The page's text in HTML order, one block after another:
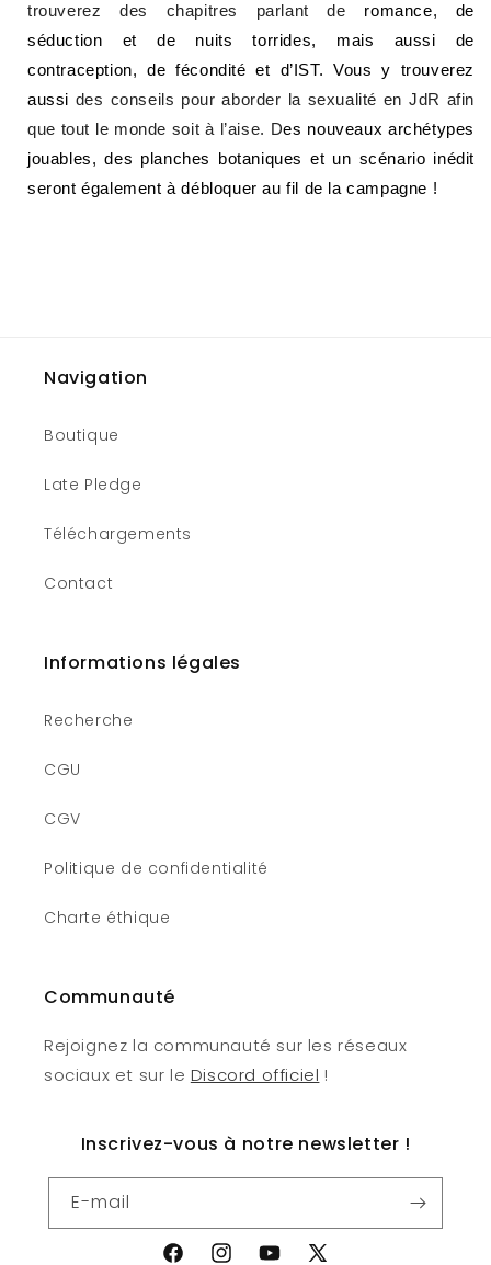
trouverez des chapitres parlant de romance, de
séduction et de nuits torrides, mais aussi de
contraception, de fécondité et d’IST. Vous y trouverez
aussi des conseils pour aborder la sexualité en JdR afin
que tout le monde soit à l’aise. Des nouveaux archétypes
jouables, des planches botaniques et un scénario inédit
seront également à débloquer au fil de la campagne !
Navigation
Boutique
Late Pledge
Téléchargements
Contact
Informations légales
Recherche
CGU
CGV
Politique de confidentialité
Charte éthique
Communauté
Rejoignez la communauté sur les réseaux
sociaux et sur le Discord officiel !
Inscrivez-vous à notre newsletter !
E-mail